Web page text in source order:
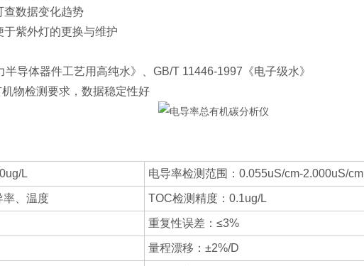
查数据变化趋势
紫外灯的更换与维护
导体器件工艺用高纯水》、GB/T 11446-1997《电子级水》
物检测要求，数据稳定性好
L
电导率检测范围：0.055uS/cm-2.000uS/cm
率、温度 TOC检测精度：0.1ug/L
重复性误差：≤3%
量程漂移：±2%/D